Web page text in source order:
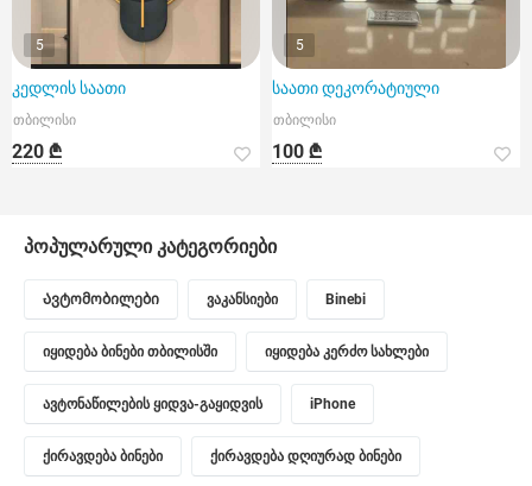
5
კედლის საათი
თბილისი
220 ₾
5
საათი დეკორატიული
თბილისი
100 ₾
პოპულარული კატეგორიები
Ავტომობილები ვაკანსიები Binebi
იყიდება ბინები თბილისში იყიდება კერძო სახლები
ავტონაწილების ყიდვა-გაყიდვის iPhone
ქირავდება ბინები ქირავდება დღიურად ბინები